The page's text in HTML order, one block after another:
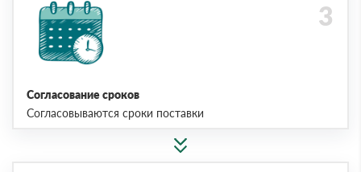
Согласование сроков
Согласовываются сроки поставки